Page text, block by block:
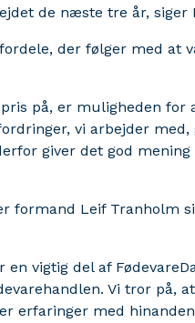
de næste tre år, siger
der følger med at
på, er muligheden for
vi arbejder med,
giver det god
formand Leif Tranholm
en vigtig del af
Vi tror på,
erfaringer med